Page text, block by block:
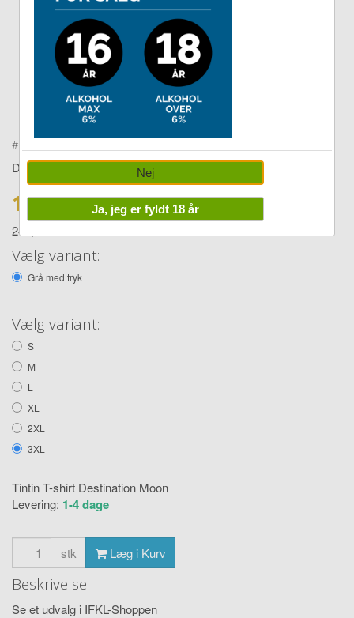
Double tap to zoom
#
Diverse
129,00 DKK
249,00
Vælg variant:
Grå med tryk
Vælg variant:
S
M
L
XL
2XL
3XL
Tintin T-shirt Destination Moon
Levering: 1-4 dage
stk Læg i Kurv
Beskrivelse
Se et udvalg i IFKL-Shoppen
Nej
Ja, jeg er fyldt 18 år